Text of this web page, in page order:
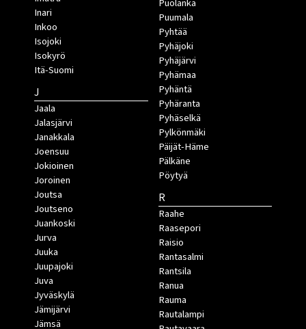
Inari
Inkoo
Isojoki
Isokyrö
Itä-Suomi
J
Jaala
Jalasjärvi
Janakkala
Joensuu
Jokioinen
Joroinen
Joutsa
Joutseno
Juankoski
Jurva
Juuka
Juupajoki
Juva
Jyväskylä
Jämijärvi
Jämsä
Puolanka
Puumala
Pyhtää
Pyhäjoki
Pyhäjärvi
Pyhämaa
Pyhäntä
Pyhäranta
Pyhäselkä
Pylkönmäki
Päijät-Häme
Pälkäne
Pöytyä
R
Raahe
Raasepori
Raisio
Rantasalmi
Rantsila
Ranua
Rauma
Rautalampi